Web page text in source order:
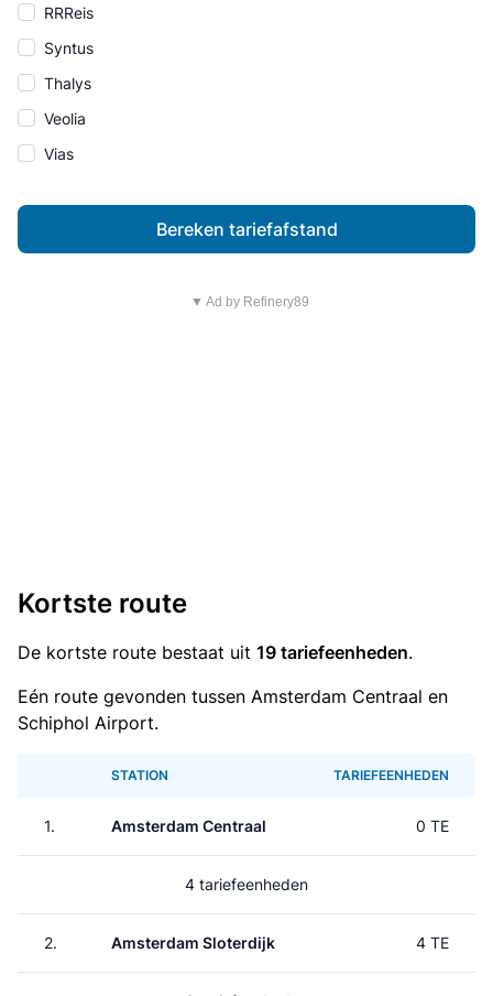
RRReis
Syntus
Thalys
Veolia
Vias
Bereken tariefafstand
▼ Ad by Refinery89
Kortste route
De kortste route bestaat uit 19 tariefeenheden.
Eén route gevonden tussen Amsterdam Centraal en
Schiphol Airport.
STATION TARIEFEENHEDEN
1. Amsterdam Centraal 0 TE
4 tariefeenheden
2. Amsterdam Sloterdijk 4 TE